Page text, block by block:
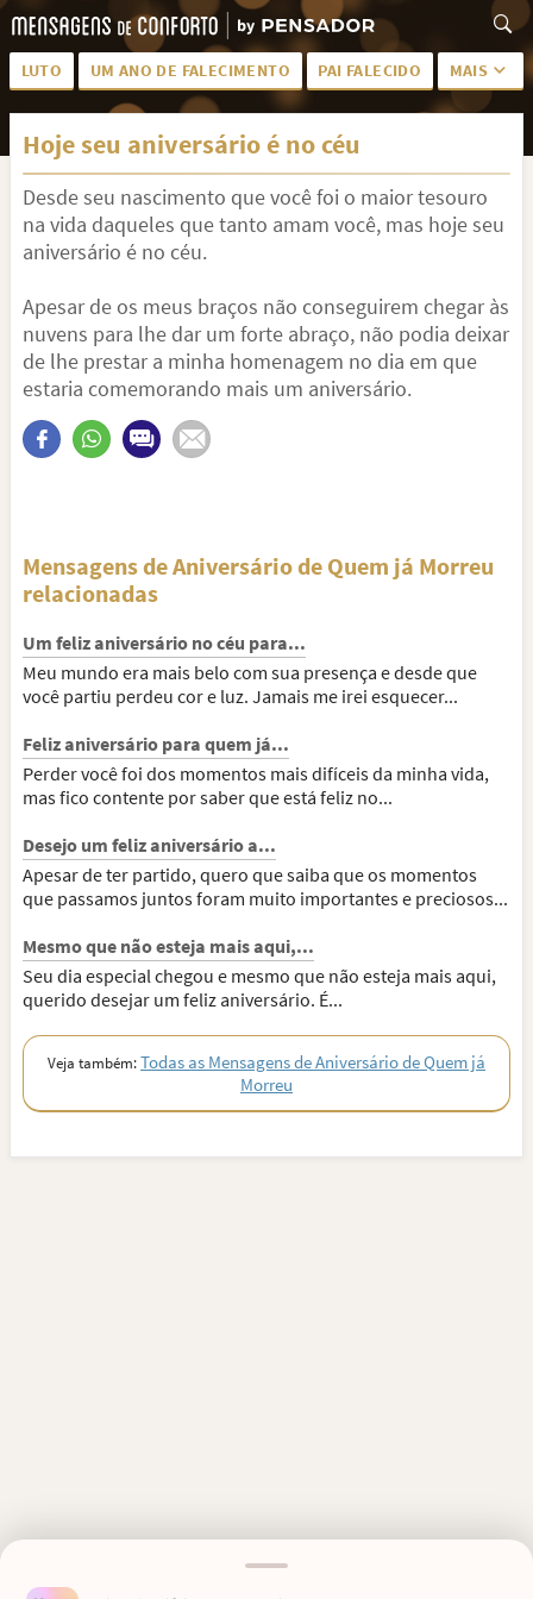
LUTO UM ANO DE FALECIMENTO PAI FALECIDO MAIS
LUTO PARA AMIGA PALAVRAS
PÊSAMES PARA AMIGA DESCANSE EM PAZ
MEUS SENTIMENTOS
TODAS AS CATEGORIAS
Hoje seu aniversário é no céu
Desde seu nascimento que você foi o maior tesouro
na vida daqueles que tanto amam você, mas hoje seu
aniversário é no céu.
Apesar de os meus braços não conseguirem chegar às
nuvens para lhe dar um forte abraço, não podia deixar
de lhe prestar a minha homenagem no dia em que
estaria comemorando mais um aniversário.
Mensagens de Aniversário de Quem já Morreu
relacionadas
Um feliz aniversário no céu para...
Meu mundo era mais belo com sua presença e desde que
você partiu perdeu cor e luz. Jamais me irei esquecer...
Feliz aniversário para quem já...
Perder você foi dos momentos mais difíceis da minha vida,
mas fico contente por saber que está feliz no...
Desejo um feliz aniversário a...
Apesar de ter partido, quero que saiba que os momentos
que passamos juntos foram muito importantes e preciosos...
Mesmo que não esteja mais aqui,...
Seu dia especial chegou e mesmo que não esteja mais aqui,
querido desejar um feliz aniversário. É...
Veja também:Todas as Mensagens de Aniversário de Quem já
Morreu
MENSAGENS RELACIONADAS